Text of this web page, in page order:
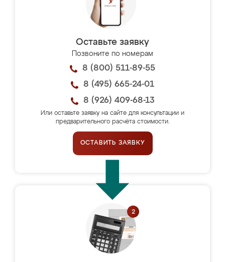
Оставьте заявку
Позвоните по номерам
8 (800) 511-89-55
8 (495) 665-24-01
8 (926) 409-68-13
Или оставьте заявку на сайте для консультации и
предварительного расчёта стоимости.
ОСТАВИТЬ ЗАЯВКУ